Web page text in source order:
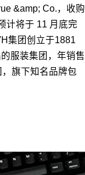
&amp; Co.，收购
计将于 11 月底完
集团创立于1881
服装集团，年销售
旗下知名品牌包